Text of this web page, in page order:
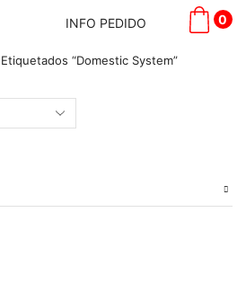
INFO PEDIDO 0
“Domestic System”